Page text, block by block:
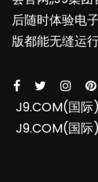
后随时体验电
版都能无缝运
J9.COM(国际
J9.COM(国际